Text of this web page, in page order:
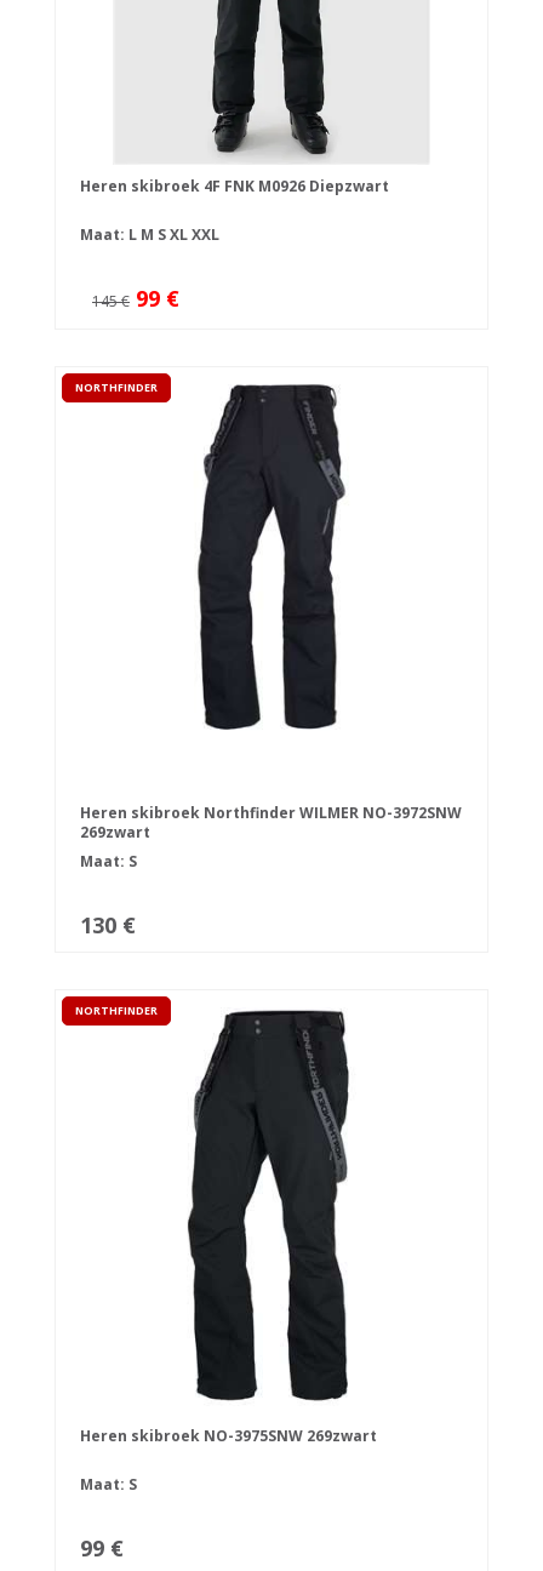
Heren skibroek 4F FNK M0926 Diepzwart
Maat: L M SXLXXL
145 € 99 €
NORTHFINDER
Heren skibroek Northfinder WILMER NO-3972SNW
269zwart
Maat: S
130 €
NORTHFINDER
Heren skibroek NO-3975SNW 269zwart
Maat: S
99 €